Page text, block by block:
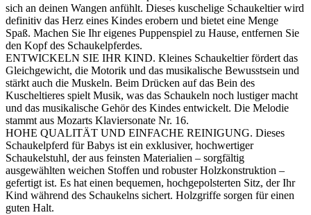
sich an deinen Wangen anfühlt. Dieses kuschelige Schaukeltier wird
definitiv das Herz eines Kindes erobern und bietet eine Menge
Spaß. Machen Sie Ihr eigenes Puppenspiel zu Hause, entfernen Sie
den Kopf des Schaukelpferdes.
ENTWICKELN SIE IHR KIND. Kleines Schaukeltier fördert das
Gleichgewicht, die Motorik und das musikalische Bewusstsein und
stärkt auch die Muskeln. Beim Drücken auf das Bein des
Kuscheltieres spielt Musik, was das Schaukeln noch lustiger macht
und das musikalische Gehör des Kindes entwickelt. Die Melodie
stammt aus Mozarts Klaviersonate Nr. 16.
HOHE QUALITÄT UND EINFACHE REINIGUNG. Dieses
Schaukelpferd für Babys ist ein exklusiver, hochwertiger
Schaukelstuhl, der aus feinsten Materialien – sorgfältig
ausgewählten weichen Stoffen und robuster Holzkonstruktion –
gefertigt ist. Es hat einen bequemen, hochgepolsterten Sitz, der Ihr
Kind während des Schaukelns sichert. Holzgriffe sorgen für einen
guten Halt.